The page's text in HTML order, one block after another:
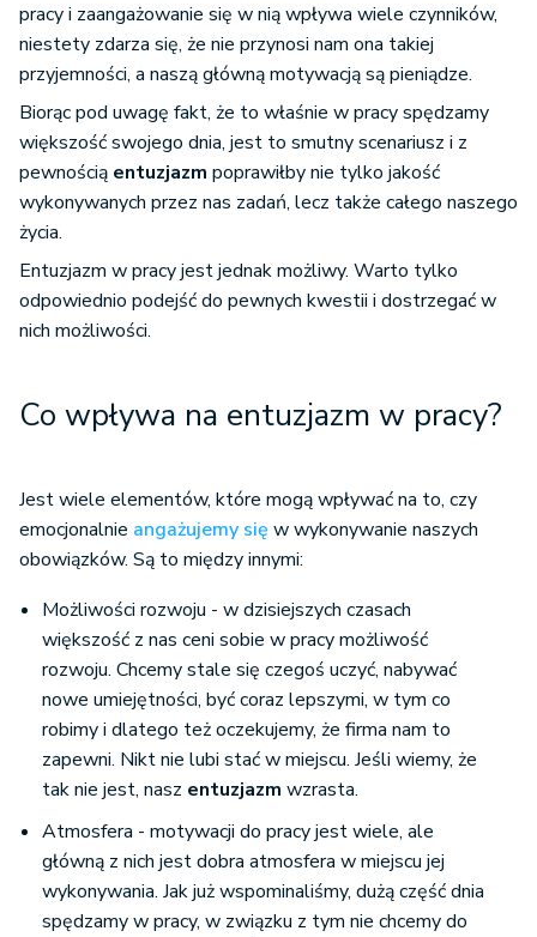
pracy i zaangażowanie się w nią wpływa wiele czynników,
niestety zdarza się, że nie przynosi nam ona takiej
przyjemności, a naszą główną motywacją są pieniądze.
Biorąc pod uwagę fakt, że to właśnie w pracy spędzamy
większość swojego dnia, jest to smutny scenariusz i z
pewnością entuzjazm poprawiłby nie tylko jakość
wykonywanych przez nas zadań, lecz także całego naszego
życia.
Entuzjazm w pracy jest jednak możliwy. Warto tylko
odpowiednio podejść do pewnych kwestii i dostrzegać w
nich możliwości.
Co wpływa na entuzjazm w pracy?
Jest wiele elementów, które mogą wpływać na to, czy
emocjonalnie angażujemy się w wykonywanie naszych
obowiązków. Są to między innymi:
Możliwości rozwoju - w dzisiejszych czasach
większość z nas ceni sobie w pracy możliwość
rozwoju. Chcemy stale się czegoś uczyć, nabywać
nowe umiejętności, być coraz lepszymi, w tym co
robimy i dlatego też oczekujemy, że firma nam to
zapewni. Nikt nie lubi stać w miejscu. Jeśli wiemy, że
tak nie jest, nasz entuzjazm wzrasta.
Atmosfera - motywacji do pracy jest wiele, ale
główną z nich jest dobra atmosfera w miejscu jej
wykonywania. Jak już wspominaliśmy, dużą część dnia
spędzamy w pracy, w związku z tym nie chcemy do